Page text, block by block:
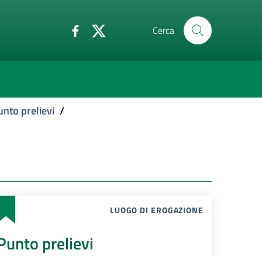
Cerca
prelievi /
LUOGO DI EROGAZIONE
prelievi